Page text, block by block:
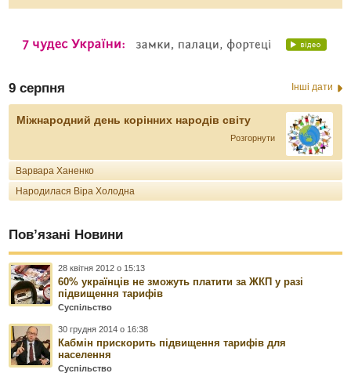
9 серпня Інші дати
Міжнародний день корінних народів світу
Розгорнути
Варвара Ханенко
Народилася Віра Холодна
Пов’язані Новини
28 квітня 2012 о 15:13
60% українців не зможуть платити за ЖКП у разі
підвищення тарифів
Суспільство
30 грудня 2014 о 16:38
Кабмін прискорить підвищення тарифів для
населення
Суспільство